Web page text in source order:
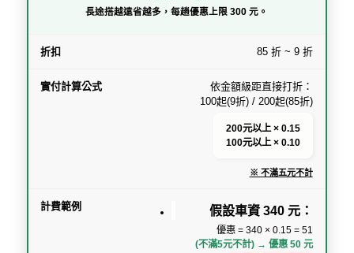
長途搭越遠省越多，每趟優惠上限 300 元。
85 折 ~ 9 折
依金額級距直接打折：
100起(9折) / 200起(85折)
200元以上 × 0.15
100元以上 × 0.10
※ 不滿五元不計
假設車資 340 元：
優惠 = 340 × 0.15 = 51
(不滿5元不計) → 優惠 50 元